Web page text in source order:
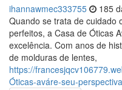
ihannawmec333755 185
Quando se trata de cuidado
perfeitos, a Casa de Óticas
excelência. Com anos de
de molduras de lentes,
https://
Óticas-aváre-seu-